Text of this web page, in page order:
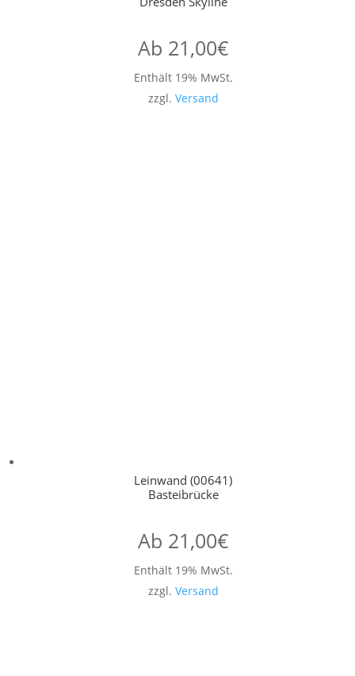
Ab 21,00€
Enthält 19% MwSt.
zzgl. Versand
Leinwand (00641)
Basteibrücke
Ab 21,00€
Enthält 19% MwSt.
zzgl. Versand